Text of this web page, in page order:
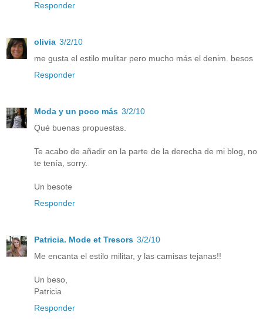
Responder
olivia 3/2/10
me gusta el estilo mulitar pero mucho más el denim. besos
Responder
Moda y un poco más 3/2/10
Qué buenas propuestas.
Te acabo de añadir en la parte de la derecha de mi blog, no
te tenía, sorry.
Un besote
Responder
Patricia. Mode et Tresors 3/2/10
Me encanta el estilo militar, y las camisas tejanas!!
Un beso,
Patricia
Responder